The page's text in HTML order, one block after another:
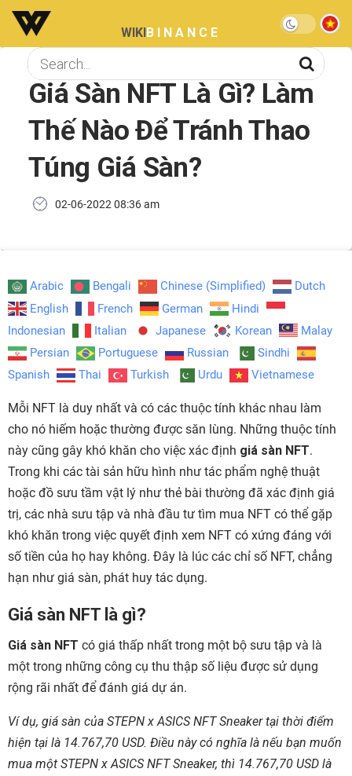
WIKIBINANCE
Giá Sàn NFT Là Gì? Làm
Thế Nào Để Tránh Thao
Túng Giá Sàn?
02-06-2022 08:36 am
Arabic Bengali Chinese (Simplified)
Dutch
English
French German
Hindi
Indonesian
Italian Japanese Korean
Malay
Persian
Portuguese Russian
Sindhi
Spanish
Thai Turkish Urdu Vietnamese
Mỗi NFT là duy nhất và có các thuộc tính khác nhau làm
cho nó hiếm hoặc thường được săn lùng. Những thuộc tính
này cũng gây khó khăn cho việc xác định giá sàn NFT.
Trong khi các tài sản hữu hình như tác phẩm nghệ thuật
hoặc đồ sưu tầm vật lý như thẻ bài thường đã xác định giá
trị, các nhà sưu tập và nhà đầu tư tìm mua NFT có thể gặp
khó khăn trong việc quyết định xem NFT có xứng đáng với
số tiền của họ hay không. Đây là lúc các chỉ số NFT, chẳng
hạn như giá sàn, phát huy tác dụng.
Giá sàn NFT là gì?
Giá sàn NFT có giá thấp nhất trong một bộ sưu tập và là
một trong những công cụ thu thập số liệu được sử dụng
rộng rãi nhất để đánh giá dự án.
Ví dụ, giá sàn của STEPN x ASICS NFT Sneaker tại thời điểm
hiện tại là 14.767,70 USD. Điều này có nghĩa là nếu bạn muốn
mua một STEPN x ASICS NFT Sneaker, thì 14.767,70 USD là